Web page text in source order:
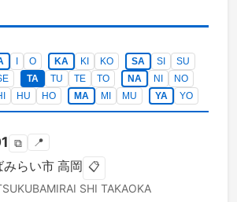
O KA KI KO SA SI
SU
TA TU TE TO NA NI
NO
HU HO MA MI MU YA YO
⧉ 📍
みらい市 高岡 📋
SHI TAKAOKA